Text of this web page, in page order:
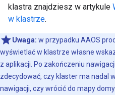
klastra znajdziesz w artykule
w klastrze.
Uwaga: w przypadku AAOS
wyświetlać w klastrze własne
z aplikacji. Po zakończeniu
zdecydować, czy klaster ma nadal
nawigacji, czy wrócić do mapy